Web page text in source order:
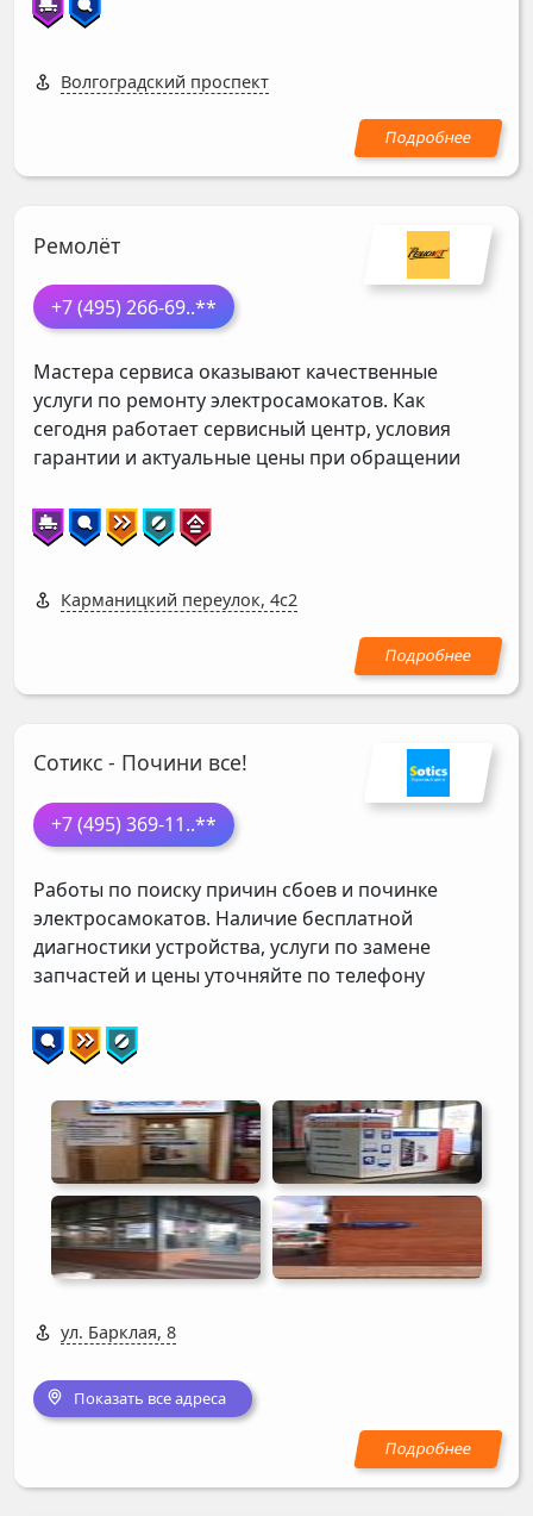
Волгоградский проспект
Ремолёт
+7 (495) 266-69..**
Мастера сервиса оказывают качественные
услуги по ремонту электросамокатов. Как
сегодня работает сервисный центр, условия
гарантии и актуальные цены при обращении
Карманицкий переулок, 4с2
Сотикс - Почини все!
+7 (495) 369-11..**
Работы по поиску причин сбоев и починке
электросамокатов. Наличие бесплатной
диагностики устройства, услуги по замене
запчастей и цены уточняйте по телефону
ул. Барклая, 8
Показать все адреса